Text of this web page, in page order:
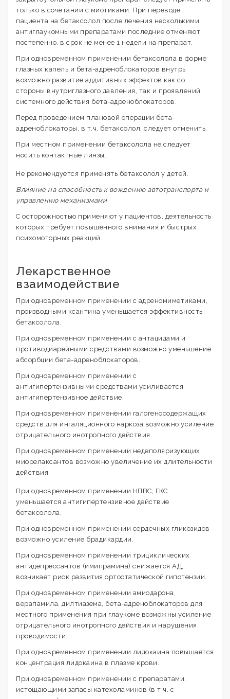
только в сочетании с миотиками. При переводе
пациента на бетаксолол после лечения несколькими
антиглаукомными препаратами последние отменяют
постепенно, в срок не менее 1 недели на препарат.
При одновременном применении бетаксолола в форме
глазных капель и бета-адреноблокаторов внутрь
возможно развитие аддитивных эффектов как со
стороны внутриглазного давления, так и проявлений
системного действия бета-адреноблокаторов.
Перед проведением плановой операции бета-
адреноблокаторы, в т.ч. бетаксолол, следует отменить.
При местном применении бетаксолола не следует
носить контактные линзы.
Не рекомендуется применять бетаксолол у детей.
Влияние на способность к вождению автотранспорта и
управлению механизмами
С осторожностью применяют у пациентов, деятельность
которых требует повышенного внимания и быстрых
психомоторных реакций.
Лекарственное
взаимодействие
При одновременном применении с адреномиметиками,
производными ксантина уменьшается эффективность
бетаксолола.
При одновременном применении с антацидами и
противодиарейными средствами возможно уменьшение
абсорбции бета-адреноблокаторов.
При одновременном применении с
антигипертензивными средствами усиливается
антигипертензивное действие.
При одновременном применении галогеносодержащих
средств для ингаляционного наркоза возможно усиление
отрицательного инотропного действия.
При одновременном применении недеполяризующих
миорелаксантов возможно увеличение их длительности
действия.
При одновременном применении НПВС, ГКС
уменьшается антигипертензивное действие
бетаксолола.
При одновременном применении сердечных гликозидов
возможно усиление брадикардии.
При одновременном применении трициклических
антидепрессантов (имипрамина) снижается АД,
возникает риск развития ортостатической гипотензии.
При одновременном применении амиодарона,
верапамила, дилтиазема, бета-адреноблокаторов для
местного применения при глаукоме возможны усиление
отрицательного инотропного действия и нарушения
проводимости.
При одновременном применении лидокаина повышается
концентрация лидокаина в плазме крови.
При одновременном применении с препаратами,
истощающими запасы катехоламинов (в т.ч. с